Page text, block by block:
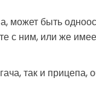
может быть
с ним, или же
так и прицепа,